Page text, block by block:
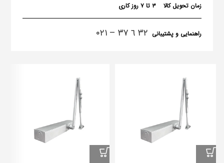
زمان تحویل کالا ۳ تا ۷ روز کاری
راهنمایی و پشتیبانی ٣٢ ٦ ٣٧ – ۰۲۱